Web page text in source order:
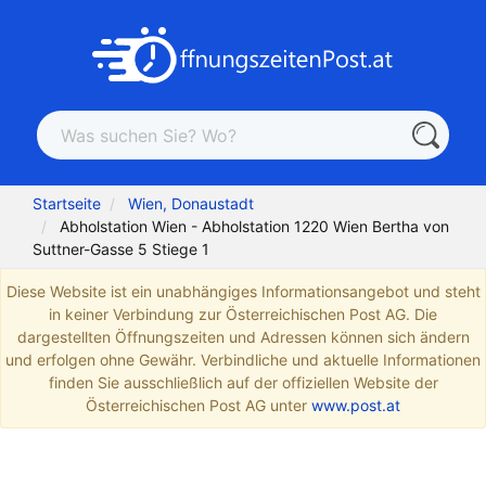
Startseite
Wien, Donaustadt
Abholstation Wien - Abholstation 1220 Wien Bertha von
Suttner-Gasse 5 Stiege 1
Diese Website ist ein unabhängiges Informationsangebot und steht
in keiner Verbindung zur Österreichischen Post AG. Die
dargestellten Öffnungszeiten und Adressen können sich ändern
und erfolgen ohne Gewähr. Verbindliche und aktuelle Informationen
finden Sie ausschließlich auf der offiziellen Website der
Österreichischen Post AG unter www.post.at